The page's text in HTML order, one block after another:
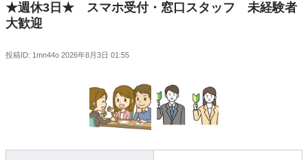
★週休3日★ スマホ受付・窓口スタッフ 未経験者
大歓迎
投稿ID: 1mn44o 2026年8月3日 01:55